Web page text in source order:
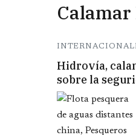
Hidrovía,
sobre la